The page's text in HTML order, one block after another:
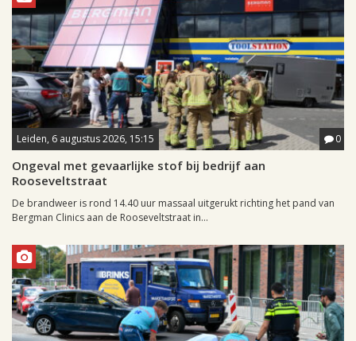
Leiden, 6 augustus 2026, 15:15 0
Ongeval met gevaarlijke stof bij bedrijf aan
Rooseveltstraat
De brandweer is rond 14.40 uur massaal uitgerukt richting het pand van
Bergman Clinics aan de Rooseveltstraat in...